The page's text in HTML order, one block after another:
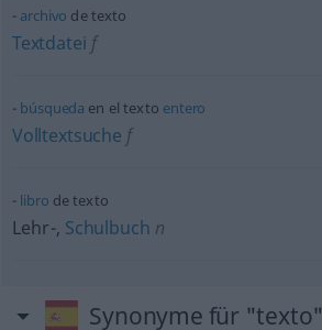
archivo de texto
Textdatei f
búsqueda en el texto entero
Volltextsuche f
libro de texto
Lehr-, Schulbuch n
Synonyme für "texto"